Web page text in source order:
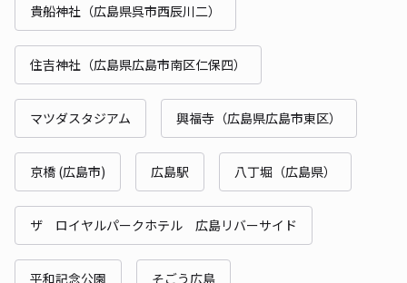
貴船神社（広島県呉市西辰川二）
住吉神社（広島県広島市南区仁保四）
マツダスタジアム 興福寺（広島県広島市東区）
京橋 (広島市) 広島駅 八丁堀（広島県）
ザ ロイヤルパークホテル 広島リバーサイド
平和記念公園 そごう広島